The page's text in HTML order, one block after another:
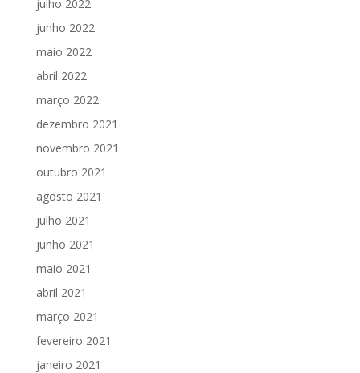
julho 2022
junho 2022
maio 2022
abril 2022
março 2022
dezembro 2021
novembro 2021
outubro 2021
agosto 2021
julho 2021
junho 2021
maio 2021
abril 2021
março 2021
fevereiro 2021
janeiro 2021